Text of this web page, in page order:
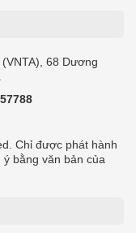
68 Dương
Chỉ được phát hành
bằng văn bản của